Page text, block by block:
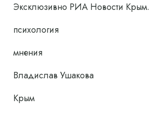
Эксклюзивно РИА Новости Крым.
психология
мнения
Владислав Ушакова
Крым